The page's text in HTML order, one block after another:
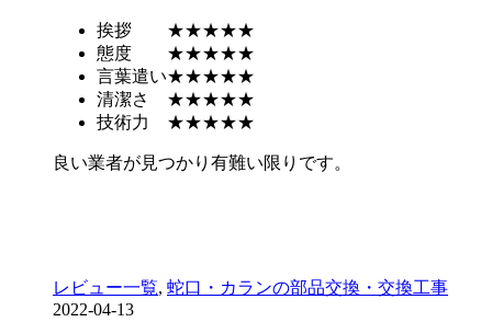
挨拶 ★★★★★
態度 ★★★★★
言葉遣い★★★★★
清潔さ ★★★★★
技術力 ★★★★★
良い業者が見つかり有難い限りです。
レビュー一覧, 蛇口・カランの部品交換・交換工事
2022-04-13